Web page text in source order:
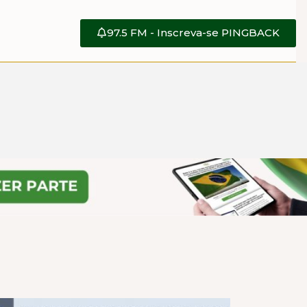
97.5 FM - Inscreva-se PINGBACK